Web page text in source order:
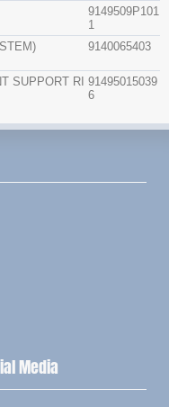
9149509P101
1
9140065403
SUPPORT RI 91495015039
6
Media